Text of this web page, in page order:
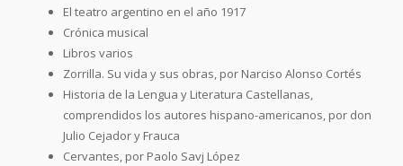
El teatro argentino en el año 1917
Crónica musical
Libros varios
Zorrilla. Su vida y sus obras, por Narciso Alonso Cortés
Historia de la Lengua y Literatura Castellanas,
comprendidos los autores hispano-americanos, por don
Julio Cejador y Frauca
Cervantes, por Paolo Savj López